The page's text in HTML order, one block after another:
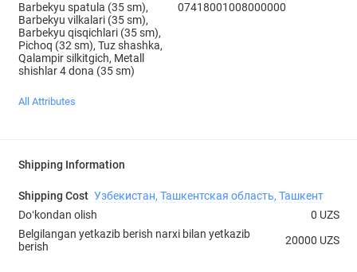
Barbekyu spatula (35 sm),
Barbekyu vilkalari (35 sm),
Barbekyu qisqichlari (35 sm),
Pichoq (32 sm), Tuz shashka,
Qalampir silkitgich, Metall
shishlar 4 dona (35 sm)
07418001008000000
All Attributes
Shipping Information
Shipping Cost Узбекистан, Ташкентская область, Ташкент
Doʻkondan olish
0 UZS
Belgilangan yetkazib berish narxi bilan yetkazib
berish
20000 UZS